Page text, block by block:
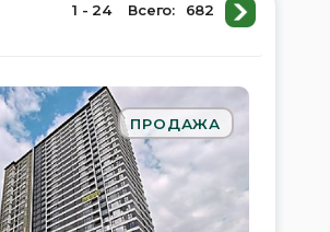
1 - 24 Всего: 682
ПРОДАЖА